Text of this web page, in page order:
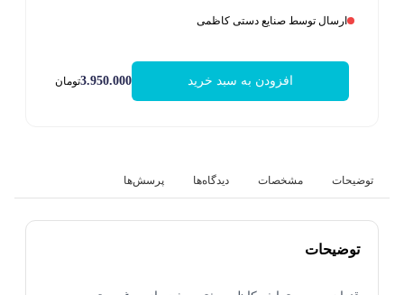
ارسال توسط صنایع دستی کاظمی
افزودن به سبد خرید 3.950.000تومان
توضیحات مشخصات دیدگاه‌ها پرسش‌ها
توضیحات